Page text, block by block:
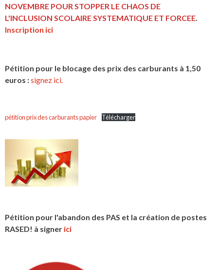
NOVEMBRE POUR STOPPER LE CHAOS DE
L'INCLUSION SCOLAIRE SYSTEMATIQUE ET FORCEE.
Inscription ici
Pétition pour le blocage des prix des carburants à 1,50
euros :signez ici.
pétition prix des carburants papier Télécharger
Pétition pour l'abandon des PAS et la création de postes
RASED! à signer ici